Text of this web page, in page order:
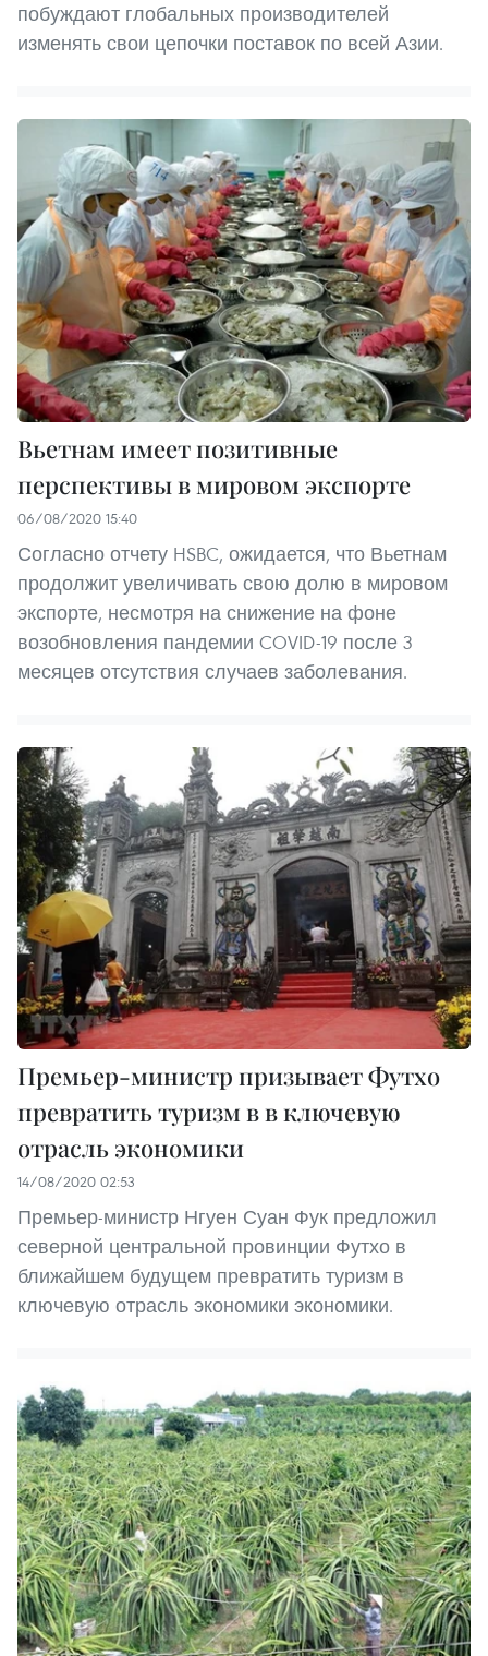
побуждают глобальных производителей
изменять свои цепочки поставок по всей Азии.
Вьетнам имеет позитивные
перспективы в мировом экспорте
06/08/2020 15:40
Согласно отчету HSBC, ожидается, что Вьетнам
продолжит увеличивать свою долю в мировом
экспорте, несмотря на снижение на фоне
возобновления пандемии COVID-19 после 3
месяцев отсутствия случаев заболевания.
Премьер-министр призывает Футхо
превратить туризм в в ключевую
отрасль экономики
14/08/2020 02:53
Премьер-министр Нгуен Суан Фук предложил
северной центральной провинции Футхо в
ближайшем будущем превратить туризм в
ключевую отрасль экономики экономики.